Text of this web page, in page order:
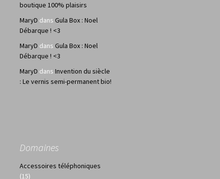
boutique 100% plaisirs
MaryD dans Gula Box : Noel
Débarque ! <3
MaryD dans Gula Box : Noel
Débarque ! <3
MaryD dans Invention du siècle
: Le vernis semi-permanent bio!
Domaines
Accessoires téléphoniques
(15)